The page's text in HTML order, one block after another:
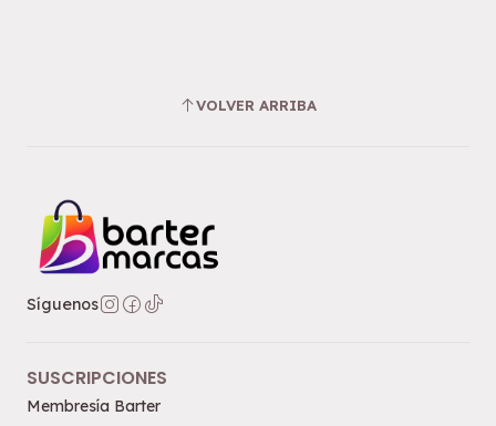
VOLVER ARRIBA
Síguenos
SUSCRIPCIONES
Membresía Barter